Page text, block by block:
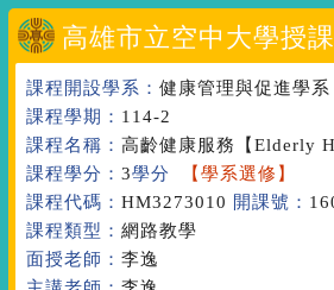
高雄市立空中大學授
課程開設學系： 健康管理與促進學系
課程學期： 114-2
課程名稱： 高齡健康服務
【Elderly
課程學分： 3學分
【學系選修】
課程代碼： HM3273010 開課號：
課程類型： 網路教學
面授老師： 李逸